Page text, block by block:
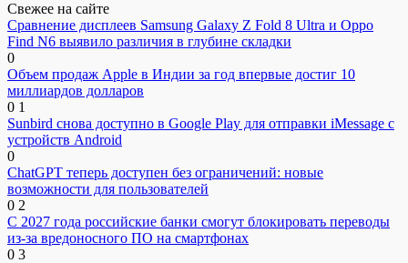
Свежее на сайте
Сравнение дисплеев Samsung Galaxy Z Fold 8 Ultra и Oppo
Find N6 выявило различия в глубине складки
0
Объем продаж Apple в Индии за год впервые достиг 10
миллиардов долларов
0 1
Sunbird снова доступно в Google Play для отправки iMessage с
устройств Android
0
ChatGPT теперь доступен без ограничений: новые
возможности для пользователей
0 2
С 2027 года российские банки смогут блокировать переводы
из-за вредоносного ПО на смартфонах
0 3